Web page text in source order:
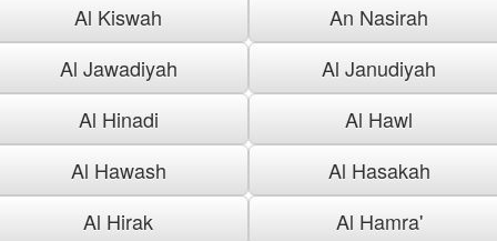
Al Kiswah
An Nasirah
Al Jawadiyah
Al Janudiyah
Al Hinadi
Al Hawl
Al Hawash
Al Hasakah
Al Hirak
Al Hamra'